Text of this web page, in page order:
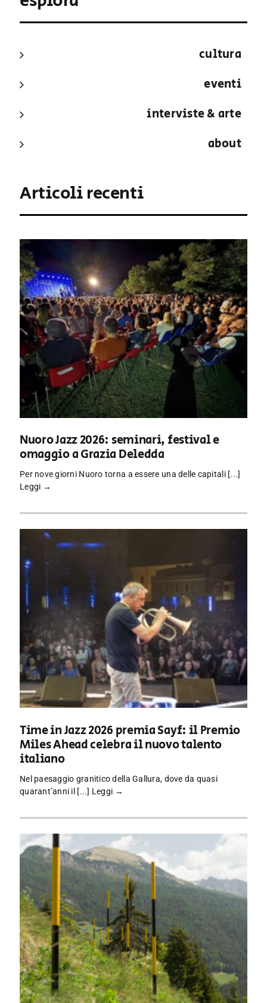
cultura
eventi
interviste & arte
about
Articoli recenti
Nuoro Jazz 2026: seminari, festival e
omaggio a Grazia Deledda
Per nove giorni Nuoro torna a essere una delle capitali [...]
Leggi →
Time in Jazz 2026 premia Sayf: il Premio
Miles Ahead celebra il nuovo talento
italiano
Nel paesaggio granitico della Gallura, dove da quasi
quarant’anni il [...] Leggi →